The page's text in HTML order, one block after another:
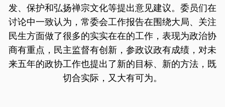
发、保护和弘扬禅宗文化等提出意见建议。委员们在
讨论中一致认为，常委会工作报告在围绕大局、关注
民生方面做了很多的实实在在的工作，表现为政治协
商有重点，民主监督有创新，参政议政有成绩，对未
来五年的政协工作也提出了新的目标、新的方法，既
切合实际，又大有可为。